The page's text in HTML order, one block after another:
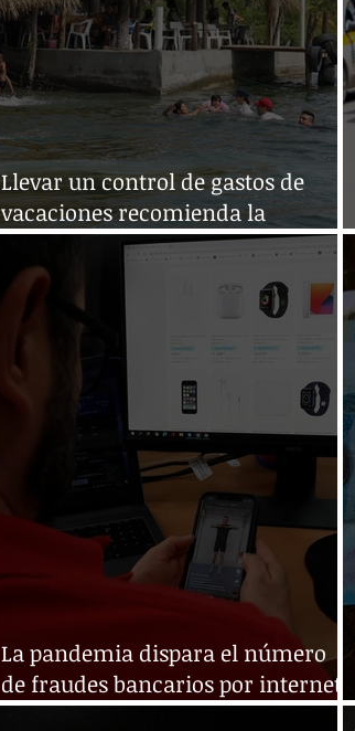
Llevar un control de gastos de
vacaciones recomienda la
Condusef a Chiapanecos
La pandemia dispara el número
de fraudes bancarios por internet
en México